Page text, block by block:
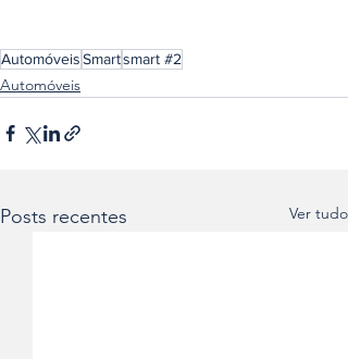
AutomóveisSmartsmart #2
Automóveis
Posts recentes Ver tudo